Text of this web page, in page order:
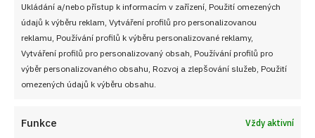
Ukládání a/nebo přístup k informacím v zařízení, Použití omezených
údajů k výběru reklam, Vytváření profilů pro personalizovanou
reklamu, Používání profilů k výběru personalizované reklamy,
Vytváření profilů pro personalizovaný obsah, Používání profilů pro
výběr personalizovaného obsahu, Rozvoj a zlepšování služeb, Použití
omezených údajů k výběru obsahu.
Funkce Vždy aktivní